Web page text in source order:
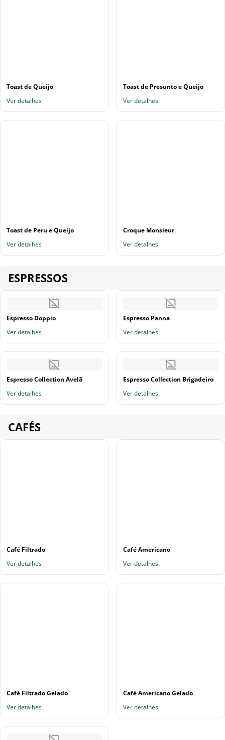
Toast de Queijo
Ver detalhes
Toast de Presunto e Queijo
Ver detalhes
Toast de Peru e Queijo
Ver detalhes
Croque Monsieur
Ver detalhes
ESPRESSOS
Espresso Doppio
Ver detalhes
Espresso Panna
Ver detalhes
Espresso Collection Avelã
Ver detalhes
Espresso Collection Brigadeiro
Ver detalhes
CAFÉS
Café Filtrado
Ver detalhes
Café Americano
Ver detalhes
Café Filtrado Gelado
Ver detalhes
Café Americano Gelado
Ver detalhes